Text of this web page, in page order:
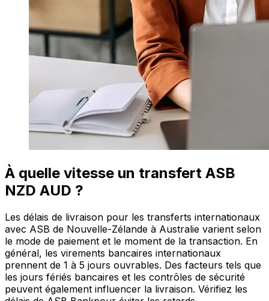
À quelle vitesse un transfert ASB
NZD AUD ?
Les délais de livraison pour les transferts internationaux
avec ASB de Nouvelle-Zélande à Australie varient selon
le mode de paiement et le moment de la transaction. En
général, les virements bancaires internationaux
prennent de 1 à 5 jours ouvrables. Des facteurs tels que
les jours fériés bancaires et les contrôles de sécurité
peuvent également influencer la livraison. Vérifiez les